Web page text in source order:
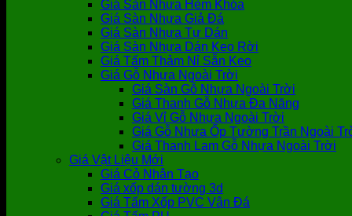
Giá Sàn Nhựa Hèm Khóa
Giá Sàn Nhựa Giả Đá
Giá Sàn Nhựa Tự Dán
Giá Sàn Nhựa Dán Keo Rời
Giá Tấm Thảm Nỉ Sẵn Keo
Giá Gỗ Nhựa Ngoài Trời
Giá Sàn Gỗ Nhựa Ngoài Trời
Giá Thanh Gỗ Nhựa Đa Năng
Giá Vỉ Gỗ Nhựa Ngoài Trời
Giá Gỗ Nhựa Ốp Tường Trần Ngoài
Giá Thanh Lam Gỗ Nhựa Ngoài Trời
Giá Vật Liệu Mới
Giá Cỏ Nhân Tạo
Giá xốp dán tường 3d
Giá Tấm Xốp PVC Vân Đá